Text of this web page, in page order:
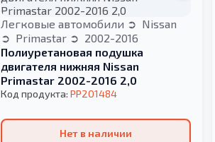
Легковые автомобили
Nissan
Primastar
2002-2016
Полиуретановая подушка
двигателя нижняя Nissan
Primastar 2002-2016 2,0
Код продукта: PP201484
Нет в наличии